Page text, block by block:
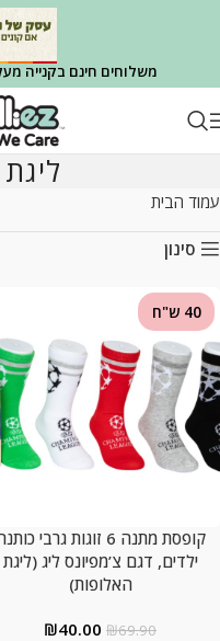
משלוחים חינם בקנייה מעל 249 ₪ | אספקה תוך 7 ימי
עמוד הבית
סינון
40 ש"ח
קופסת מתנה 6 זוגות גרבי
ילדים, דגם צ’מפיונס ליג (ליגת
האלופות)
₪69.90
₪40.00